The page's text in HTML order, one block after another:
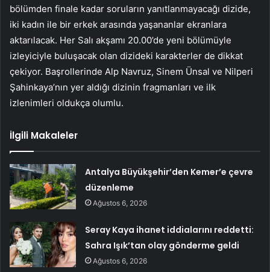
bölümden finale kadar soruların yanıtlanmayacağı dizide,
iki kadın ile bir erkek arasında yaşananlar ekranlara
aktarılacak. Her Salı akşamı 20.00’de yeni bölümüyle
izleyiciyle buluşacak olan dizideki karakterler de dikkat
çekiyor. Başrollerinde Alp Navruz, Sinem Ünsal ve Nilperi
Şahinkaya’nın yer aldığı dizinin fragmanları ve ilk
izlenimleri oldukça olumlu.
İlgili Makaleler
Antalya Büyükşehir’den Kemer’e çevre
düzenleme
Ağustos 6, 2026
Seray Kaya ihanet iddialarını reddetti:
Sahra Işık’tan olay gönderme geldi
Ağustos 6, 2026